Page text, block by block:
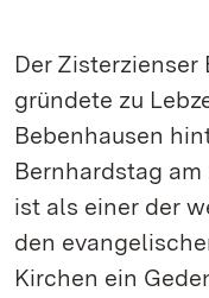
Der Zisterzienser
gründete zu
Bebenhausen
Bernhardstag
ist als einer der
den
Kirchen ein